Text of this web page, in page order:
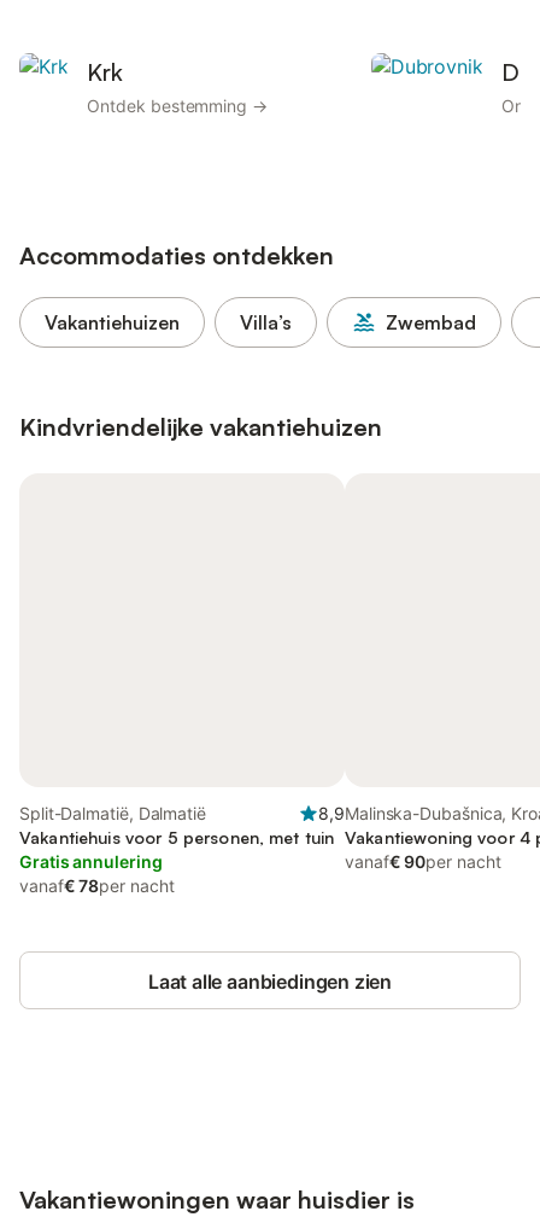
Krk
Ontdek bestemming →
Accommodaties ontdekken
Vakantiehuizen Villa’s Zwembad
Kindvriendelijke vakantiehuizen
Split-Dalmatië, Dalmatië
8,9
Vakantiehuis voor 5 personen, met tuin
Gratis annulering
vanaf€ 78per nacht
Malinska-Dubašnica,
Adriatische Zee
Vakantiewoning voor 4
vanaf€ 90per nacht
Laat alle aanbiedingen zien
Vakantiewoningen waar huisdier is